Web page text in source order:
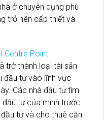
ở chuyên dụng phù
trở nên cấp thiết và
trở thành loại tài sản
đầu tư vào lĩnh vực
Các nhà đầu tư tìm
tư của mình trước
tư và cho thuê căn